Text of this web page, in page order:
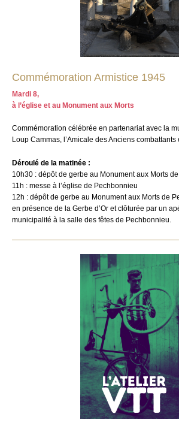
Commémoration Armistice 1945
Mardi 8,
à l’église et au Monument aux Morts
Commémoration célébrée en partenariat avec la
Loup Cammas, l’Amicale des Anciens
Déroulé de la matinée :
10h30 : dépôt de gerbe au Monument aux Morts
11h : messe à l’église de Pechbonnieu
12h : dépôt de gerbe au Monument aux Morts de
en présence de la Gerbe d’Or et clôturée par un
municipalité à la salle des fêtes de Pechbonnieu.